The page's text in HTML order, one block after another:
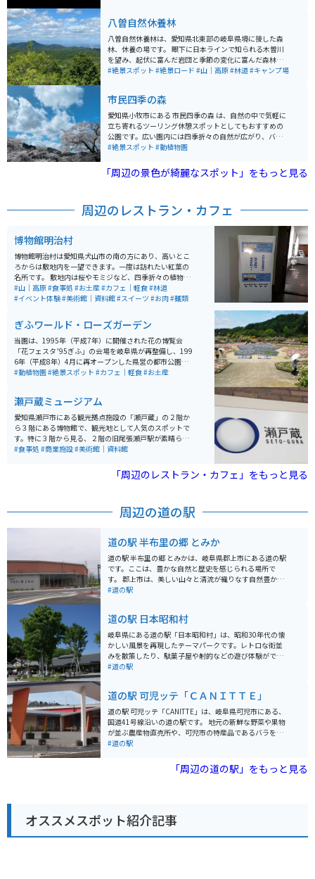
八曽自然休養林
八曽自然休養林は、愛知県北東部の岐阜県境に接した森
林、休養の場です。 眼下に日本ラインで知られる木曽川
を望み、起伏に富んだ岩団と季節の変化に富んだ森林
が、豊かな清流と調和した景観となっています。 八曽地
どが見られる渓流と、天狗岩と呼ばれる奇岩など変化に
富んだ自然景観を満喫できます。
#絶景スポット #絶景ロード #山｜高原#林道#キャンプ場
市民四季の森
愛知県小牧市にある 市民四季の森 は、自然の中で気軽に
立ち寄れるツーリング休憩スポットとしてもおすすめの
公園です。広い園内には四季折々の自然が広がり、バイ
クを降りてゆっくり散策するだけでも気分転換になりま
大型遊具がある広場、パークゴルフ場などがあり、休日
には家族連れでにぎわいます。動物と触れ合えるエリア
に囲まれた遊歩道を歩いたり、ベンチで休憩しながら自
る、ちょっとした寄り道に最適なスポットです。
#絶景スポット #動植物園
「周辺の景色が綺麗なスポット」をもっと見る
周辺のレストラン・カフェ
博物館明治村
博物館明治村は愛知県犬山市の南の方にあり、高いとこ
ろからは敷地内を一望できます。一度は訪れたい紅葉の
名所です。 敷地内は桜やモミジなど、四季折々の植物が
植わっていて、桜の名所としても有名です。 年間を通し
て、敷地内を散策できるので、博物館の資料を見ながら
変でしたら、敷地内を走るバスや市電に乗ることもでき
ます。
#山｜高原#食事処 #お土産#カフェ｜軽食#林道
#イベント体験#美術館｜資料館#スイーツ #お肉#麺類
ぎふワールド・ローズガーデン
当園は、1995年（平成7年）に開催された花の博覧会
「花フェスタ’95ぎふ」の会場を岐阜県が再整備し、199
6年（平成8年）4月に再オープンした県営の都市公園で
す。オープン以降「花フェスタ記念公園」の名称で長年
ド・ローズガーデン」に改称しました。約80.7ha（バン
テリンドームナゴヤ約17個分）もの広大な敷地には、原
種・オールドローズから国内外の最新品種まで約6,000
品種、20,000株もの多彩な品種が植栽されたバラ園のほ
か、「ネモフィラ（春）」「ヒマワリ（夏）」「ケイト
タワー」、岐阜県下有数の大型複合遊具などもあり、夫
#動植物園#絶景スポット #カフェ｜軽食#お土産
瀬戸蔵ミュージアム
愛知県瀬戸市にある観光拠点施設の「瀬戸蔵」の２階か
ら３階にある博物館で、観光地として人気のスポットで
す。特に３階から見る、２階の旧尾張瀬戸駅が素晴らし
く、見応えがあります。駅の隣にある、せとでん車両も
#食事処 #商業施設#美術館｜資料館
「周辺のレストラン・カフェ」をもっと見る
周辺の道の駅
道の駅 半布里の郷 とみか
道の駅 半布里の郷 とみかは、岐阜県郡上市にある道の駅
です。ここは、豊かな自然と歴史を感じられる場所で
す。 郡上市は、美しい山々と清流が織りなす自然豊かな
地域であり、夏は涼しく避暑地としても人気がありま
品などを販売する農産物直売所があり、郡上の味覚を堪
能できます。また、レストランでは、地元の食材を使っ
た料理を楽しむことができます。 バイクで訪れる場合、
周辺には、関ヶ原の戦いの史跡である関ケ原古戦場や、
郡上八幡城など、歴史的な観光スポットが点在していま
駐車場も完備されているので、安心してバイクを停める
ことができます。 郡上市は、湧き水が多く、水質が非常
に良いことでも知られています。道の駅 半布里の郷 とみ
かでも、美味しい水がいただけます。
#道の駅
道の駅 日本昭和村
岐阜県にある道の駅「日本昭和村」は、昭和30年代の懐
かしい風景を再現したテーマパークです。レトロな街並
みを散策したり、駄菓子屋や射的などの遊び体験ができ
ます。当時の暮らしを体験できる展示もあり、大人も子
ッズや地元の特産品が人気です。 バイクで行く場合は、
駐車場も広々としているので安心です。周辺には、自然
豊かなスポットも多いので、ツーリングの休憩場所とし
てもおすすめです。
#道の駅
道の駅 可児ッテ「ＣＡＮＩＴＴＥ」
道の駅 可児ッテ「CANITTE」は、岐阜県可児市にある、
国道41号線沿いの道の駅です。 地元の新鮮な野菜や果物
が並ぶ農産物直売所や、可児市の特産品であるバラを使
った商品を販売するショップ、地元の食材を使った料理
合は、広々とした駐車場があるので安心です。ツーリン
グの休憩場所としても最適です。 可児市は、バラの栽培
可児ッテ「CANITTE」は、地元の魅力が詰まった道の駅
なので、観光の拠点としてもおすすめです。
#道の駅
「周辺の道の駅」をもっと見る
オススメスポット紹介記事